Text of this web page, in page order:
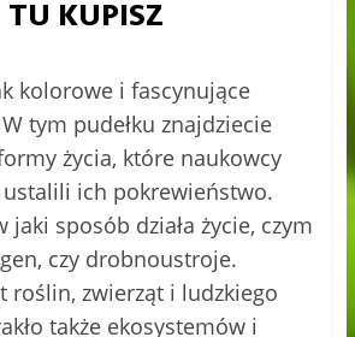
kolorowe i fascynujące
tym pudełku znajdziecie
życia, które naukowcy
ich pokrewieństwo.
jaki sposób działa życie, czym
czy drobnoustroje.
roślin, zwierząt i ludzkiego
także ekosystemów i